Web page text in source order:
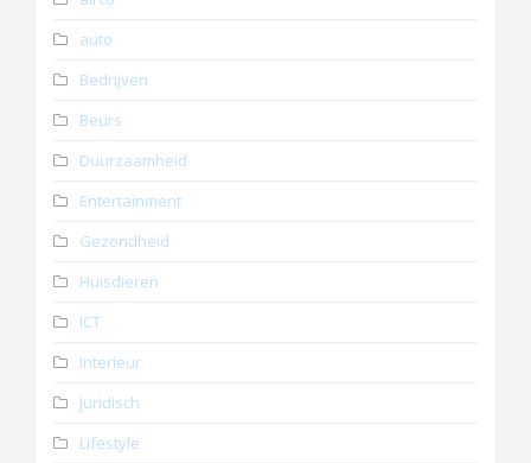
auto
Bedrijven
Beurs
Duurzaamheid
Entertainment
Gezondheid
Huisdieren
ICT
Interieur
Juridisch
Lifestyle